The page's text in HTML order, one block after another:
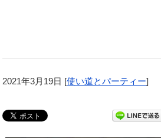
2021年3月19日 [使い道とパーティー]